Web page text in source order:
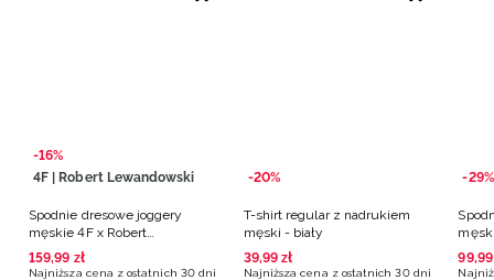
-16%
4F | Robert Lewandowski
Spodnie dresowe joggery
męskie 4F x Robert
Lewandowski - granatowe
159,99 zł
Najniższa cena z ostatnich 30 dni
-20%
T-shirt regular z nadrukiem
męski - biały
39,99 zł
Najniższa cena z ostatnich 30 dni
-29%
99,99